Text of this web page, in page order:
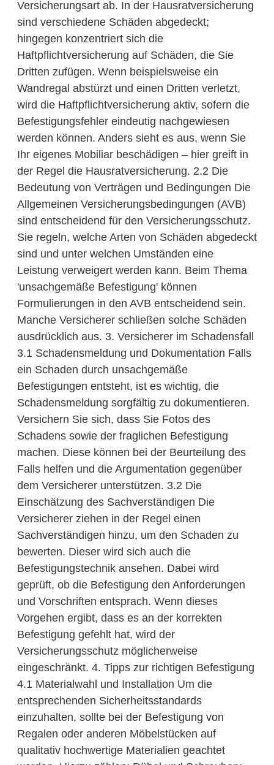
Versicherungsart ab. In der Hausratversicherung
sind verschiedene Schäden abgedeckt;
hingegen konzentriert sich die
Haftpflichtversicherung auf Schäden, die Sie
Dritten zufügen. Wenn beispielsweise ein
Wandregal abstürzt und einen Dritten verletzt,
wird die Haftpflichtversicherung aktiv, sofern die
Befestigungsfehler eindeutig nachgewiesen
werden können. Anders sieht es aus, wenn Sie
Ihr eigenes Mobiliar beschädigen – hier greift in
der Regel die Hausratversicherung. 2.2 Die
Bedeutung von Verträgen und Bedingungen Die
Allgemeinen Versicherungsbedingungen (AVB)
sind entscheidend für den Versicherungsschutz.
Sie regeln, welche Arten von Schäden abgedeckt
sind und unter welchen Umständen eine
Leistung verweigert werden kann. Beim Thema
'unsachgemäße Befestigung' können
Formulierungen in den AVB entscheidend sein.
Manche Versicherer schließen solche Schäden
ausdrücklich aus. 3. Versicherer im Schadensfall
3.1 Schadensmeldung und Dokumentation Falls
ein Schaden durch unsachgemäße
Befestigungen entsteht, ist es wichtig, die
Schadensmeldung sorgfältig zu dokumentieren.
Versichern Sie sich, dass Sie Fotos des
Schadens sowie der fraglichen Befestigung
machen. Diese können bei der Beurteilung des
Falls helfen und die Argumentation gegenüber
dem Versicherer unterstützen. 3.2 Die
Einschätzung des Sachverständigen Die
Versicherer ziehen in der Regel einen
Sachverständigen hinzu, um den Schaden zu
bewerten. Dieser wird sich auch die
Befestigungstechnik ansehen. Dabei wird
geprüft, ob die Befestigung den Anforderungen
und Vorschriften entsprach. Wenn dieses
Vorgehen ergibt, dass es an der korrekten
Befestigung gefehlt hat, wird der
Versicherungsschutz möglicherweise
eingeschränkt. 4. Tipps zur richtigen Befestigung
4.1 Materialwahl und Installation Um die
entsprechenden Sicherheitsstandards
einzuhalten, sollte bei der Befestigung von
Regalen oder anderen Möbelstücken auf
qualitativ hochwertige Materialien geachtet